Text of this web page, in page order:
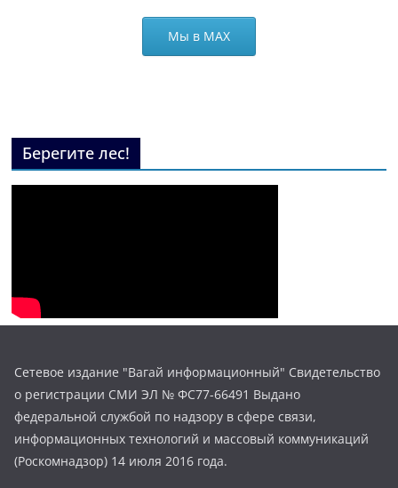
Мы в МАХ
Берегите лес!
Сетевое издание "Вагай информационный" Свидетельство
о регистрации СМИ ЭЛ № ФС77-66491 Выдано
федеральной службой по надзору в сфере связи,
информационных технологий и массовый коммуникаций
(Роскомнадзор) 14 июля 2016 года.